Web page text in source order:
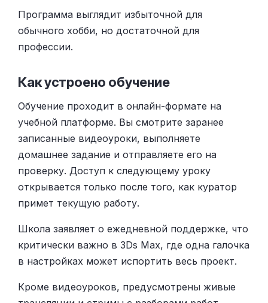
Программа выглядит избыточной для
обычного хобби, но достаточной для
профессии.
Как устроено обучение
Обучение проходит в онлайн-формате на
учебной платформе. Вы смотрите заранее
записанные видеоуроки, выполняете
домашнее задание и отправляете его на
проверку. Доступ к следующему уроку
открывается только после того, как куратор
примет текущую работу.
Школа заявляет о ежедневной поддержке, что
критически важно в 3Ds Max, где одна галочка
в настройках может испортить весь проект.
Кроме видеоуроков, предусмотрены живые